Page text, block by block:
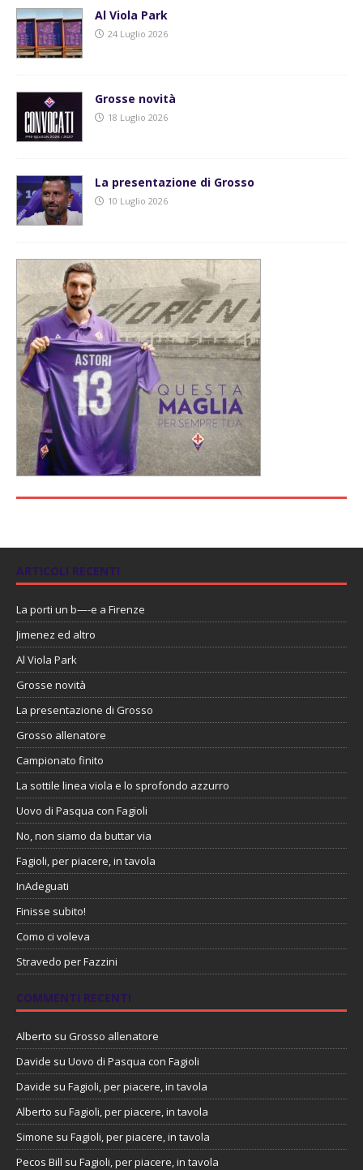
Al Viola Park
24 Luglio 2026
Grosse novità
18 Luglio 2026
La presentazione di Grosso
10 Luglio 2026
ARTICOLI RECENTI
La porti un b—-e a Firenze
Jimenez ed altro
Al Viola Park
Grosse novità
La presentazione di Grosso
Grosso allenatore
Campionato finito
La sottile linea viola e lo sprofondo azzurro
Uovo di Pasqua con Fagioli
No, non siamo da buttar via
Fagioli, per piacere, in tavola
InAdeguati
Finisse subito!
Como ci voleva
Stravedo per Fazzini
COMMENTI RECENTI
Alberto su Grosso allenatore
Davide su Uovo di Pasqua con Fagioli
Davide su Fagioli, per piacere, in tavola
Alberto su Fagioli, per piacere, in tavola
Simone su Fagioli, per piacere, in tavola
Pecos Bill su Fagioli, per piacere, in tavola